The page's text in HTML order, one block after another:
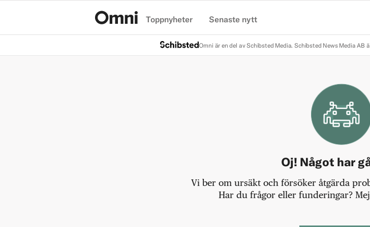
Toppnyheter Senaste nytt
Omni är en del av Schibsted Media. Schibsted News Media AB
Oj! Något har
Vi ber om ursäkt och försöker åtgärda
Har du frågor eller funderingar?